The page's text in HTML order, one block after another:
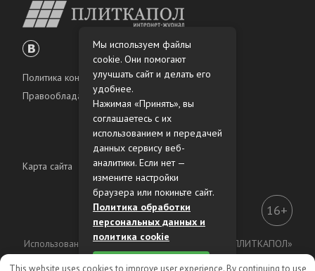
Политика конфиденциальности
Правообладателям
Карта сайта
16+
Использование материалов интернет-журнала «ПЛИТКАПОЛ»
разрешено только с предварительного согласия
Мы используем файлы
cookie. Они помогают
улучшать сайт и делать его
удобнее.
Нажимая «Принять», вы
соглашаетесь с их
использованием и передачей
данных сервису веб-
аналитики. Если нет —
измените настройки
браузера или покиньте сайт.
Политика обработки
персональных данных и
политика cookie
This website uses cookies to improve user experience. By continuing to use